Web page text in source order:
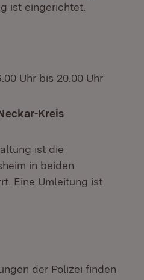
ist eingerichtet.
Uhr bis 20.00 Uhr
Kreis
ist die
in beiden
Eine Umleitung ist
der Polizei finden